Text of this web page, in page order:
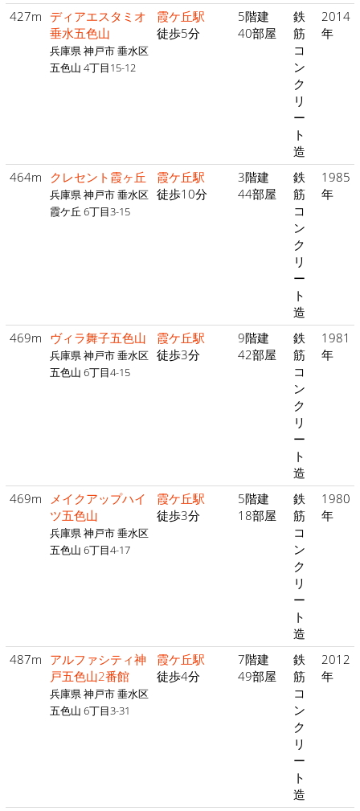
427m ディアエスタミオ
垂水五色山
兵庫県 神戸市 垂水区
五色山 4丁目15-12
霞ケ丘駅
徒歩5分
5階建
40部屋
鉄
筋
コ
ン
ク
リ
ー
ト
造
2014
年
464m クレセント霞ヶ丘
兵庫県 神戸市 垂水区
霞ケ丘 6丁目3-15
霞ケ丘駅
徒歩10分
3階建
44部屋
鉄
筋
コ
ン
ク
リ
ー
ト
造
1985
年
469m ヴィラ舞子五色山
兵庫県 神戸市 垂水区
五色山 6丁目4-15
霞ケ丘駅
徒歩3分
9階建
42部屋
鉄
筋
コ
ン
ク
リ
ー
ト
造
1981
年
469m
メイクアップハイ
ツ五色山
兵庫県 神戸市 垂水区
五色山 6丁目4-17
霞ケ丘駅
徒歩3分
5階建
18部屋
鉄
筋
コ
ン
ク
リ
ー
ト
造
1980
年
487m アルファシティ神
戸五色山2番館
兵庫県 神戸市 垂水区
五色山 6丁目3-31
霞ケ丘駅
徒歩4分
7階建
49部屋
鉄
筋
コ
ン
ク
リ
ー
ト
造
2012
年